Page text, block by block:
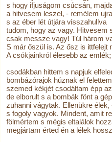
s hogy ifjuságom csúcsán,
a hitvesem leszel, - remélem ujra
s az éber lét útjára visszahullva
tudom, hogy az vagy. Hitvesem
csak messze vagy! Túl három
S már őszül is. Az ősz is ittfelejt
A csókjainkról élesebb az emlék;
csodákban hittem s napjuk
bombázórajok húznak el
szemed kékjét csodáltam épp
de elborult s a bombák fönt a
zuhanni vágytak. Ellenükre élek,
s fogoly vagyok. Mindent, amit
fölmértem s mégis eltalálok
megjártam érted én a lélek